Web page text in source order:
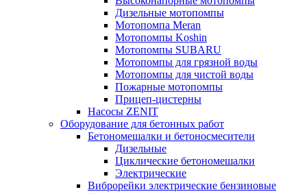
Дизельные мотопомпы
Мотопомпа Meran
Мотопомпы Koshin
Мотопомпы SUBARU
Мотопомпы для грязной воды
Мотопомпы для чистой воды
Пожарные мотопомпы
Прицеп-цистерны
Насосы ZENIT
Оборудование для бетонных работ
Бетономешалки и бетоносмесители
Дизельные
Циклические бетономешалки
Электрические
Виброрейки электрические бензиновые